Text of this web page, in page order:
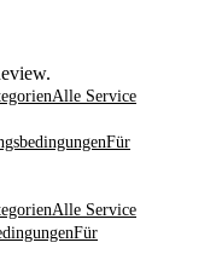
Alle Service
Für
Alle Service
Für